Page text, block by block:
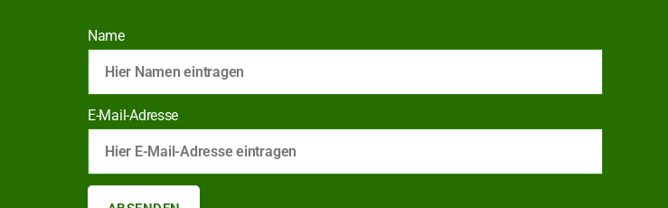
Name
E-Mail-Adresse